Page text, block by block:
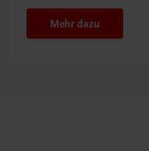
Mehr dazu